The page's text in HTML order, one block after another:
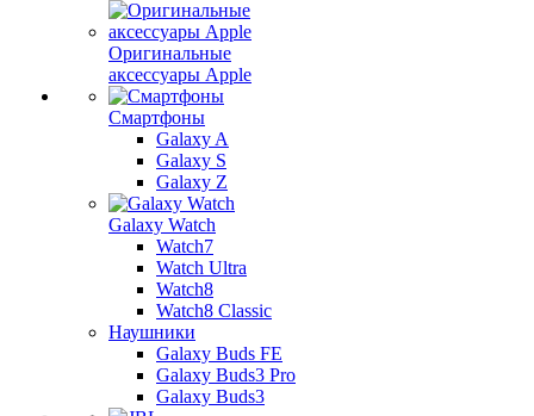
Оригинальные
аксессуары Apple
Смартфоны
Galaxy A
Galaxy S
Galaxy Z
Galaxy Watch
Watch7
Watch Ultra
Watch8
Watch8 Classic
Наушники
Galaxy Buds FE
Galaxy Buds3 Pro
Galaxy Buds3